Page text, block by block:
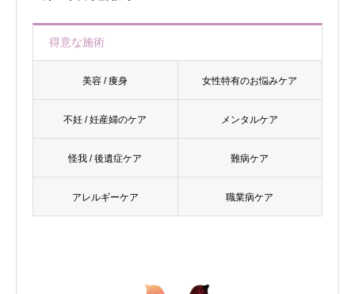
得意な施術
美容 / 痩身 女性特有のお悩みケア
不妊 / 妊産婦のケア メンタルケア
怪我 / 後遺症ケア 難病ケア
アレルギーケア 職業病ケア